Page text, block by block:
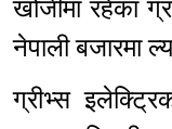
खोजीमा रहेका
नेपाली बजारमा
ग्रीभ्स